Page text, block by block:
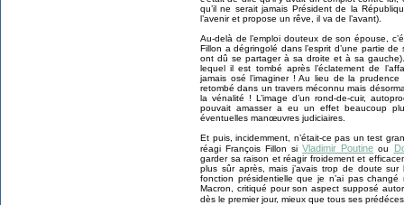
qu’il ne serait jamais Président de la
l’avenir et propose un rêve, il va de l’avant).
Au-delà de l’emploi douteux de son épouse,
Fillon a dégringolé dans l’esprit d’une partie
ont dû se partager à sa droite et à sa
lequel il est tombé après l’éclatement de
jamais osé l’imaginer ! Au lieu de la
retombé dans un travers méconnu mais
la vénalité ! L’image d’un rond-de-cuir,
pouvait amasser a eu un effet beaucoup
éventuelles manœuvres judiciaires.
Et puis, incidemment, n’était-ce pas un test
réagi François Fillon siVladimir Poutine ou
garder sa raison et réagir froidement et
plus sûr après, mais j’avais trop de doute sur
fonction présidentielle que je n’ai pas
Macron, critiqué pour son aspect supposé
dès le premier jour, mieux que tous ses